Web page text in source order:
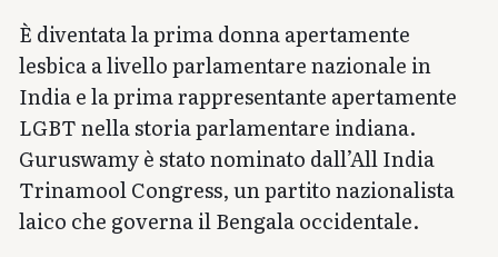
È diventata la prima donna apertamente
lesbica a livello parlamentare nazionale in
India e la prima rappresentante apertamente
LGBT nella storia parlamentare indiana.
Guruswamy è stato nominato dall’All India
Trinamool Congress, un partito nazionalista
laico che governa il Bengala occidentale.